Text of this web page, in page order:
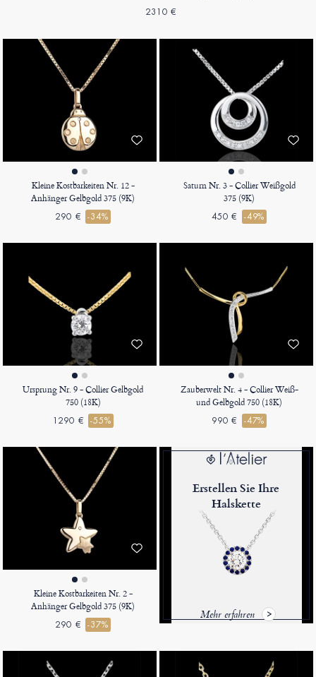
2310 €
Kleine Kostbarkeiten Nr. 12 -
Anhänger Gelbgold 375 (9K)
290 € -34%
Saturn Nr. 3 - Collier Weißgold
375 (9K)
450 € -49%
Ursprung Nr. 9 - Collier Gelbgold
750 (18K)
1290 € -55%
Zauberwelt Nr. 4 - Collier Weiß-
und Gelbgold 750 (18K)
990 € -47%
Kleine Kostbarkeiten Nr. 2 -
Anhänger Gelbgold 375 (9K)
290 € -37%
Erstellen Sie Ihre
Halskette
Mehr erfahren